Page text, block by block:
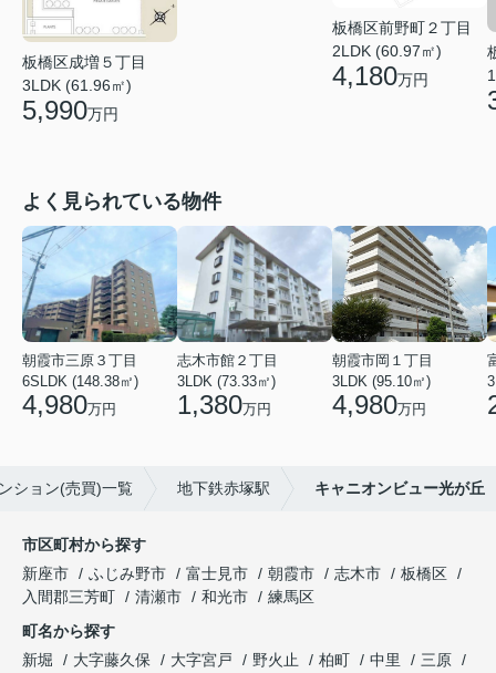
板橋区成増５丁目
3LDK (61.96㎡)
5,990万円
板橋区前野町２丁目
2LDK (60.97㎡)
4,180万円
よく見られている物件
朝霞市三原３丁目
6SLDK (148.38㎡)
4,980万円
志木市館２丁目
3LDK (73.33㎡)
1,380万円
朝霞市岡１丁目
3LDK (95.10㎡)
4,980万円
ション(売買)一覧 地下鉄赤塚駅 キャニオンビュー光が丘
市区町村から探す
新座市
ふじみ野市 富士見市 朝霞市 志木市
板橋区
入間郡三芳町
清瀬市 和光市
練馬区
町名から探す
新堀
大字藤久保 大字宮戸 野火止 柏町 中里
三原